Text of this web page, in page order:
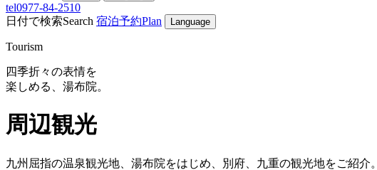
tel0977-84-2510
日付で検索Search 宿泊予約Plan Language
Tourism
四季折々の表情を
楽しめる、湯布院。
周辺観光
九州屈指の温泉観光地、湯布院をはじめ、別府、九重の観光地をご紹介。